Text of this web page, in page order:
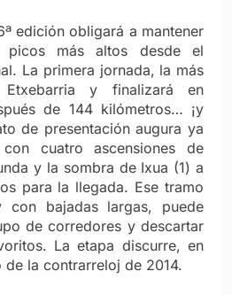
edición obligará a mantener
más altos desde el
La primera jornada, la más
y finalizará en
de 144 kilómetros… ¡y
de presentación augura ya
cuatro ascensiones de
y la sombra de Ixua (1) a
para la llegada. Ese tramo
con bajadas largas, puede
de corredores y descartar
La etapa discurre, en
la contrarreloj de 2014.